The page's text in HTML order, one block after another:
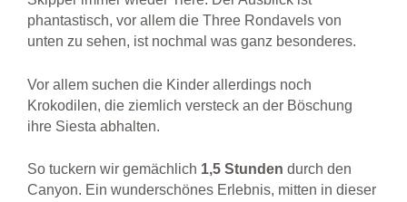
phantastisch, vor allem die Three Rondavels von
unten zu sehen, ist nochmal was ganz besonderes.
Vor allem suchen die Kinder allerdings noch
Krokodilen, die ziemlich versteck an der Böschung
ihre Siesta abhalten.
So tuckern wir gemächlich 1,5 Stunden durch den
Canyon. Ein wunderschönes Erlebnis, mitten in dieser